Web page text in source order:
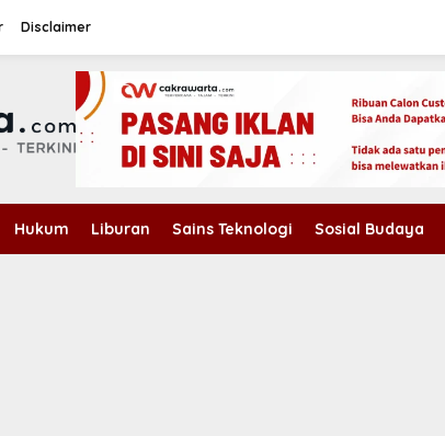
Disclaimer
Hukum Liburan Sains Teknologi Sosial Budaya